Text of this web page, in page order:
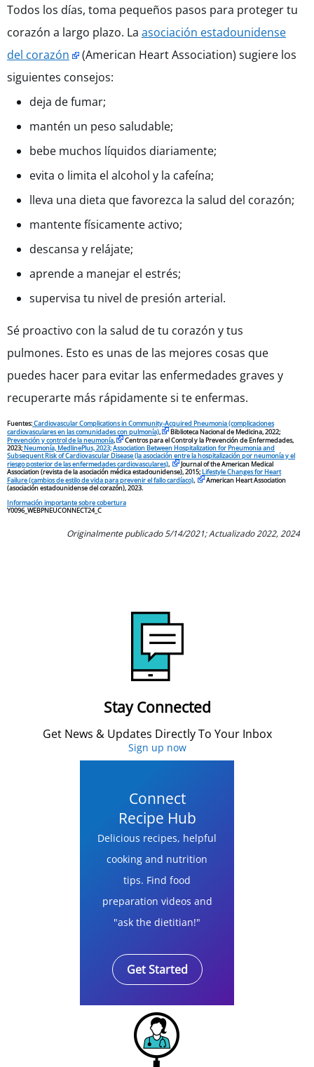
Todos los días, toma pequeños pasos para proteger tu
corazón a largo plazo. La asociación estadounidense
del corazón
(American Heart Association) sugiere los
siguientes consejos:
deja de fumar;
mantén un peso saludable;
bebe muchos líquidos diariamente;
evita o limita el alcohol y la cafeína;
lleva una dieta que favorezca la salud del corazón;
mantente físicamente activo;
descansa y relájate;
aprende a manejar el estrés;
supervisa tu nivel de presión arterial.
Sé proactivo con la salud de tu corazón y tus
pulmones. Esto es unas de las mejores cosas que
puedes hacer para evitar las enfermedades graves y
recuperarte más rápidamente si te enfermas.
Fuentes:Cardiovascular Complications in Community-Acquired Pneumonia (complicaciones
cardiovasculares en las comunidades con pulmonía),
Biblioteca Nacional de Medicina, 2022;
Prevención y control de la neumonía,
Centros para el Control y la Prevención de Enfermedades,
2023; Neumonía, MedlinePlus, 2023;Association Between Hospitalization for Pneumonia and
Subsequent Risk of Cardiovascular Disease (la asociación entre la hospitalización por neumonía y el
riesgo posterior de las enfermedades cardiovasculares),
Journal of the American Medical
Association (revista de la asociación médica estadounidense), 2015; Lifestyle Changes for Heart
Failure (cambios de estilo de vida para prevenir el fallo cardíaco),
American Heart Association
(asociación estadounidense del corazón), 2023.
Información importante sobre cobertura
Y0096_WEBPNEUCONNECT24_C
Originalmente publicado 5/14/2021; Actualizado 2022, 2024
Stay Connected
Get News & Updates Directly To Your Inbox
Sign up now
Connect
Recipe Hub
Delicious recipes, helpful
cooking and nutrition
tips. Find food
preparation videos and
"ask the dietitian!"
Get Started